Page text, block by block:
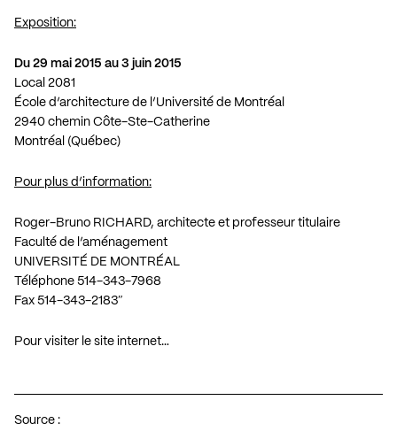
Exposition:
Du 29 mai 2015 au 3 juin 2015
Local 2081
École d’architecture de l’Université de Montréal
2940 chemin Côte-Ste-Catherine
Montréal (Québec)
Pour plus d’information:
Roger-Bruno RICHARD, architecte et professeur titulaire
Faculté de l’aménagement
UNIVERSITÉ DE MONTRÉAL
Téléphone 514-343-7968
Fax 514-343-2183″
Pour visiter le site internet…
Source :